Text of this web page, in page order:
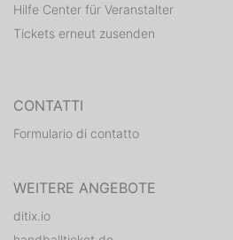
Hilfe Center für Veranstalter
Tickets erneut zusenden
CONTATTI
Formulario di contatto
WEITERE ANGEBOTE
ditix.io